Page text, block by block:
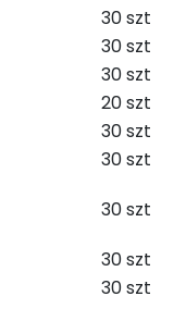
30 szt
30 szt
30 szt
20 szt
30 szt
30 szt
30 szt
30 szt
30 szt